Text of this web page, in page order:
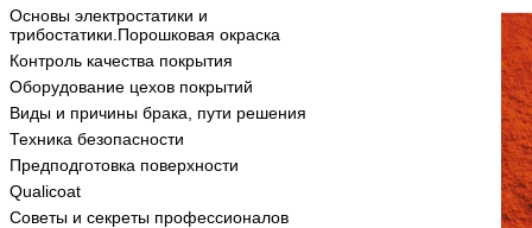
Основы электростатики и
трибостатики.Порошковая окраска
Контроль качества покрытия
Оборудование цехов покрытий
Виды и причины брака, пути решения
Техника безопасности
Предподготовка поверхности
Qualicoat
Советы и секреты профессионалов